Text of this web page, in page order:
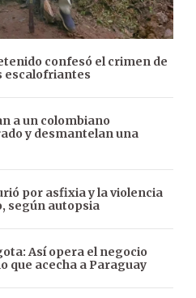
confesó el crimen de
escalofriantes
a un colombiano
y desmantelan una
por asfixia y la violencia
según autopsia
Así opera el negocio
que acecha a Paraguay